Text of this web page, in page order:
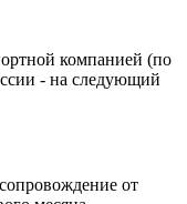
компанией (по
- на следующий
от